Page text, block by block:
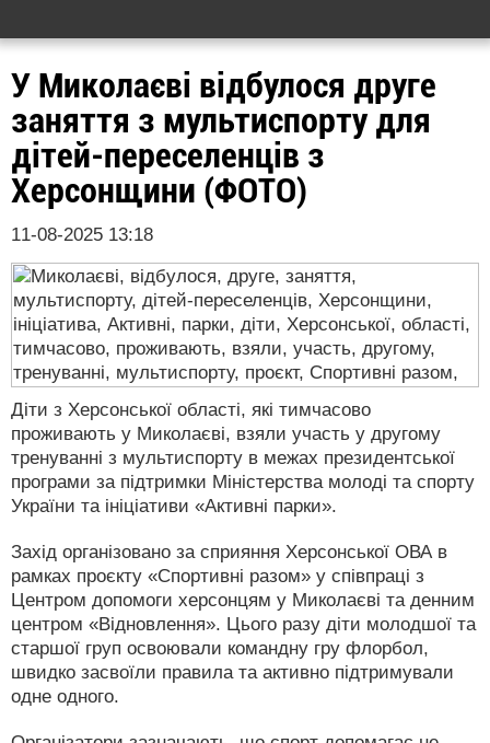
У Миколаєві відбулося друге
заняття з мультиспорту для
дітей-переселенців з
Херсонщини (ФОТО)
11-08-2025 13:18
Діти з Херсонської області, які тимчасово
проживають у Миколаєві, взяли участь у другому
тренуванні з мультиспорту в межах президентської
програми за підтримки Міністерства молоді та спорту
України та ініціативи «Активні парки».
Захід організовано за сприяння Херсонської ОВА в
рамках проєкту «Спортивні разом» у співпраці з
Центром допомоги херсонцям у Миколаєві та денним
центром «Відновлення». Цього разу діти молодшої та
старшої груп освоювали командну гру флорбол,
швидко засвоїли правила та активно підтримували
одне одного.